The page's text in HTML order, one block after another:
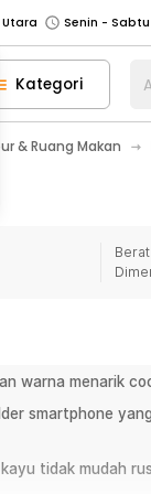
Barat
Senin -
Senin - Jumat
Senin - Jumat
Senin -
Senin -
Barat
Senin -
Senin - Jumat
Kategori
& Ruang Makan
warna menarik
smartphone
tidak mudah